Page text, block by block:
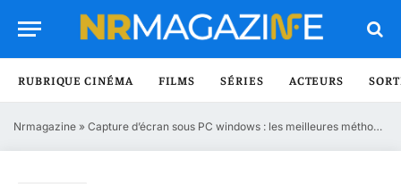
RUBRIQUE CINÉMA FILMS SÉRIES ACTEURS
Nrmagazine » Capture d’écran sous PC windows : les meilleures méthodes